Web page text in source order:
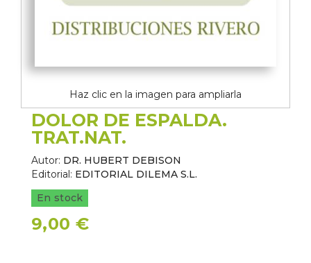
Haz clic en la imagen para ampliarla
DOLOR DE ESPALDA.
TRAT.NAT.
Autor: DR. HUBERT DEBISON
Editorial: EDITORIAL DILEMA S.L.
En stock
9,00 €